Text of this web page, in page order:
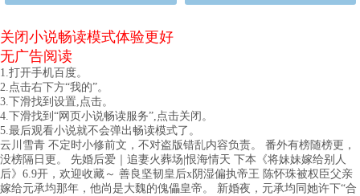
关闭小说畅读模式体验更好
无广告阅读
1.打开手机百度。
2.点击右下方“我的”。
3.下滑找到设置,点击。
4.下滑找到“网页小说畅读服务”,点击关闭。
5.最后观看小说就不会弹出畅读模式了。
云川雪青 不定时小修前文，不对盗版错乱内容负责。 番外有榜随榜更，
没榜隔日更。 先婚后爱｜追妻火葬场|恨海情天 下本《将妹妹嫁给别人
后》6.9开，欢迎收藏～ 善良坚韧皇后x阴湿偏执帝王 陈怀珠被权臣父亲
嫁给元承均那年，他尚是大魏的傀儡皇帝。 新婚夜，元承均同她许下“合